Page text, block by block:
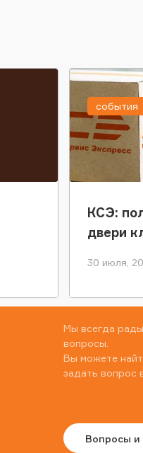
КСЭ:
двери
30 июля,
события
Мы всегда
вопросы.
Вы можете
задать вопрос
Вопросы и